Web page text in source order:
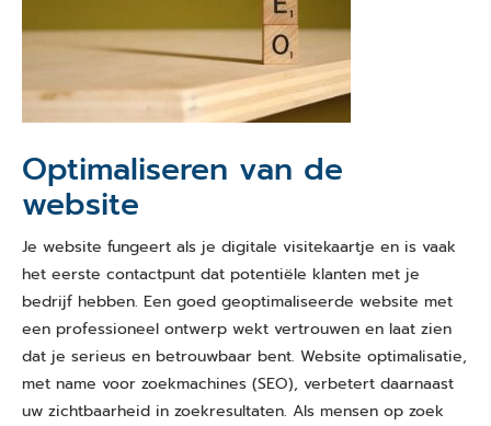
Optimaliseren van de
website
Je website fungeert als je digitale visitekaartje en is vaak
het eerste contactpunt dat potentiële klanten met je
bedrijf hebben. Een goed geoptimaliseerde website met
een professioneel ontwerp wekt vertrouwen en laat zien
dat je serieus en betrouwbaar bent. Website optimalisatie,
met name voor zoekmachines (SEO), verbetert daarnaast
uw zichtbaarheid in zoekresultaten. Als mensen op zoek